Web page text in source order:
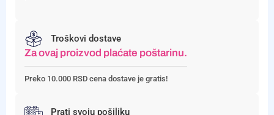
Troškovi dostave
Za ovaj proizvod plaćate poštarinu.
Preko 10.000 RSD cena dostave je gratis!
Prati svoju pošiljku